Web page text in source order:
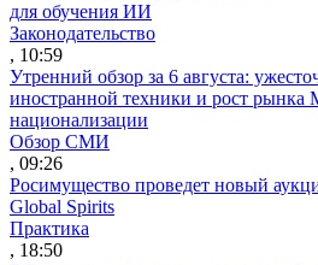
для обучения ИИ
Законодательство
, 10:59
Утренний обзор за 6 августа:
иностранной техники и рост рынка
национализации
Обзор СМИ
, 09:26
Росимущество проведет новый
Global Spirits
Практика
, 18:50